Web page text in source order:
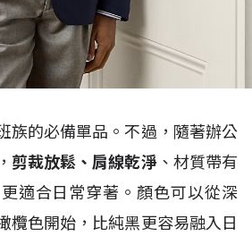
族的必備單品。不過，隨著辦公
剪裁放鬆、肩線乾淨、材質帶有
適合日常穿著。顏色可以從深
欖色開始，比純黑更容易融入日